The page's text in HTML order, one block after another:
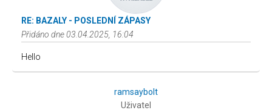
RE: BAZALY - POSLEDNÍ ZÁPASY
Přidáno dne 03.04.2025, 16:04
Hello
ramsaybolt
Uživatel